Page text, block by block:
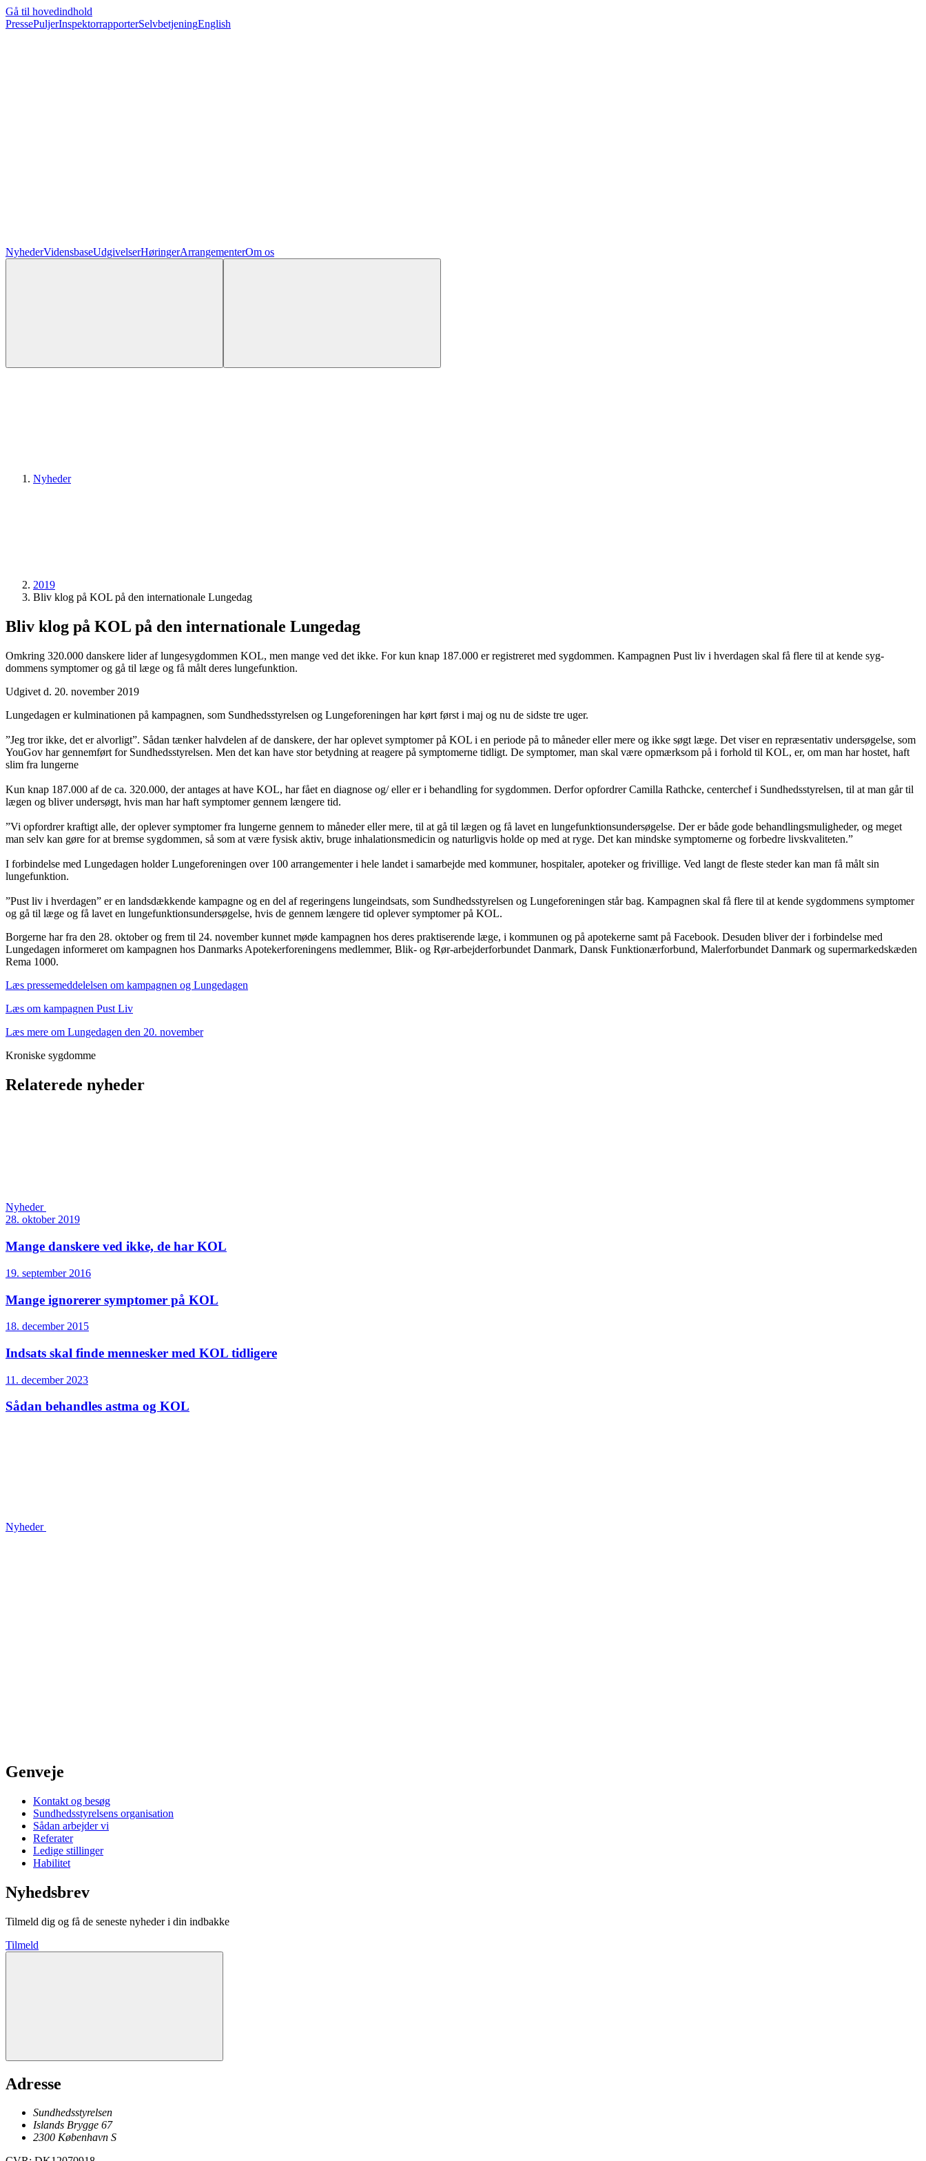
Gå til hovedindhold
PressePuljerInspektorrapporterSelvbetjeningEnglish
NyhederVidensbaseUdgivelserHøringerArrangementerOm os
Nyheder
2019
Bliv klog på KOL på den internationale Lungedag
Bliv klog på KOL på den internationale Lungedag
Omkring 320.000 danskere lider af lungesygdommen KOL, men mange ved det ikke. For kun knap 187.000 er registreret med sygdommen. Kampagnen Pust liv i hverdagen skal få flere til at kende syg-
dommens symptomer og gå til læge og få målt deres lungefunktion.
Udgivet d. 20. november 2019
Lungedagen er kulminationen på kampagnen, som Sundhedsstyrelsen og Lungeforeningen har kørt først i maj og nu de sidste tre uger.
”Jeg tror ikke, det er alvorligt”. Sådan tænker halvdelen af de danskere, der har oplevet symptomer på KOL i en periode på to måneder eller mere og ikke søgt læge. Det viser en repræsentativ undersøgelse, som
YouGov har gennemført for Sundhedsstyrelsen. Men det kan have stor betydning at reagere på symptomerne tidligt. De symptomer, man skal være opmærksom på i forhold til KOL, er, om man har hostet, haft
slim fra lungerne
Kun knap 187.000 af de ca. 320.000, der antages at have KOL, har fået en diagnose og/ eller er i behandling for sygdommen. Derfor opfordrer Camilla Rathcke, centerchef i Sundhedsstyrelsen, til at man går til
lægen og bliver undersøgt, hvis man har haft symptomer gennem længere tid.
”Vi opfordrer kraftigt alle, der oplever symptomer fra lungerne gennem to måneder eller mere, til at gå til lægen og få lavet en lungefunktionsundersøgelse. Der er både gode behandlingsmuligheder, og meget
man selv kan gøre for at bremse sygdommen, så som at være fysisk aktiv, bruge inhalationsmedicin og naturligvis holde op med at ryge. Det kan mindske symptomerne og forbedre livskvaliteten.”
I forbindelse med Lungedagen holder Lungeforeningen over 100 arrangementer i hele landet i samarbejde med kommuner, hospitaler, apoteker og frivillige. Ved langt de fleste steder kan man få målt sin
lungefunktion.
”Pust liv i hverdagen” er en landsdækkende kampagne og en del af regeringens lungeindsats, som Sundhedsstyrelsen og Lungeforeningen står bag. Kampagnen skal få flere til at kende sygdommens symptomer
og gå til læge og få lavet en lungefunktionsundersøgelse, hvis de gennem længere tid oplever symptomer på KOL.
Borgerne har fra den 28. oktober og frem til 24. november kunnet møde kampagnen hos deres praktiserende læge, i kommunen og på apotekerne samt på Facebook. Desuden bliver der i forbindelse med
Lungedagen informeret om kampagnen hos Danmarks Apotekerforeningens medlemmer, Blik- og Rør-arbejderforbundet Danmark, Dansk Funktionærforbund, Malerforbundet Danmark og supermarkedskæden
Rema 1000.
Læs pressemeddelelsen om kampagnen og Lungedagen
Læs om kampagnen Pust Liv
Læs mere om Lungedagen den 20. november
Kroniske sygdomme
Relaterede nyheder
Nyheder
28. oktober 2019
Mange danskere ved ikke, de har KOL
19. september 2016
Mange ignorerer symptomer på KOL
18. december 2015
Indsats skal finde mennesker med KOL tidligere
11. december 2023
Sådan behandles astma og KOL
Nyheder
Genveje
Kontakt og besøg
Sundhedsstyrelsens organisation
Sådan arbejder vi
Referater
Ledige stillinger
Habilitet
Nyhedsbrev
Tilmeld dig og få de seneste nyheder i din indbakke
Tilmeld
Adresse
Sundhedsstyrelsen
Islands Brygge 67
2300 København S